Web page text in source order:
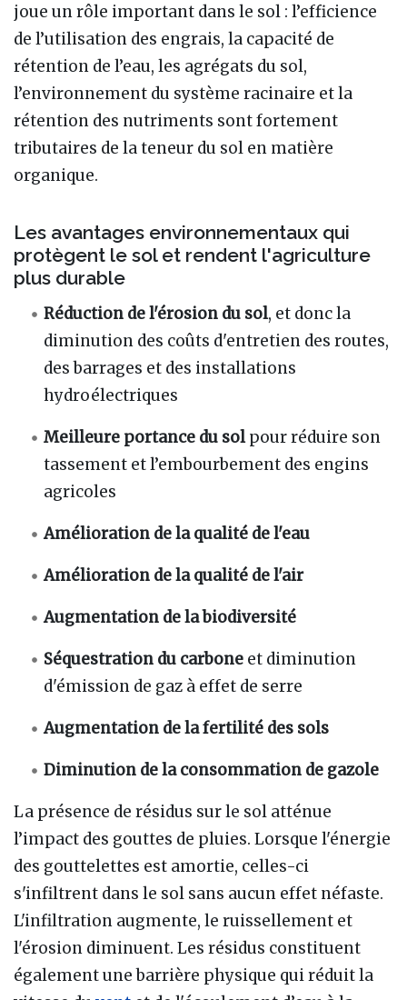
joue un rôle important dans le sol : l’efficience
de l’utilisation des engrais, la capacité de
rétention de l’eau, les agrégats du sol,
l’environnement du système racinaire et la
rétention des nutriments sont fortement
tributaires de la teneur du sol en matière
organique.
Les avantages environnementaux qui
protègent le sol et rendent l'agriculture
plus durable
Réduction de l'érosion du sol, et donc la
diminution des coûts d'entretien des routes,
des barrages et des installations
hydroélectriques
Meilleure portance du solpour réduire son
tassement et l’embourbement des engins
agricoles
Amélioration de la qualité de l'eau
Amélioration de la qualité de l'air
Augmentation de la biodiversité
Séquestration du carbone et diminution
d'émission de gaz à effet de serre
Augmentation de la fertilité des sols
Diminution de la consommation de gazole
La présence de résidus sur le sol atténue
l’impact des gouttes de pluies. Lorsque l'énergie
des gouttelettes est amortie, celles-ci
s'infiltrent dans le sol sans aucun effet néfaste.
L'infiltration augmente, le ruissellement et
l'érosion diminuent. Les résidus constituent
également une barrière physique qui réduit la